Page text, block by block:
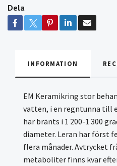
Dela
INFORMATION
EM Keramikring stor
vatten, i en regntunna till
har bränts i 1 200-1 300
diameter. Leran har först
flera månader. Avtrycket
metaboliter finns kvar